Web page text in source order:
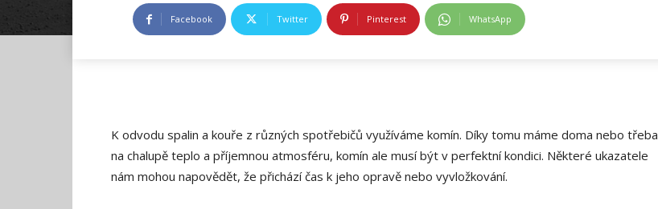
Facebook Twitter Pinterest WhatsApp
K odvodu spalin a kouře z různých spotřebičů využíváme komín. Díky tomu máme doma nebo třeba
na chalupě teplo a příjemnou atmosféru, komín ale musí být v perfektní kondici. Některé ukazatele
nám mohou napovědět, že přichází čas k jeho opravě nebo vyvložkování.